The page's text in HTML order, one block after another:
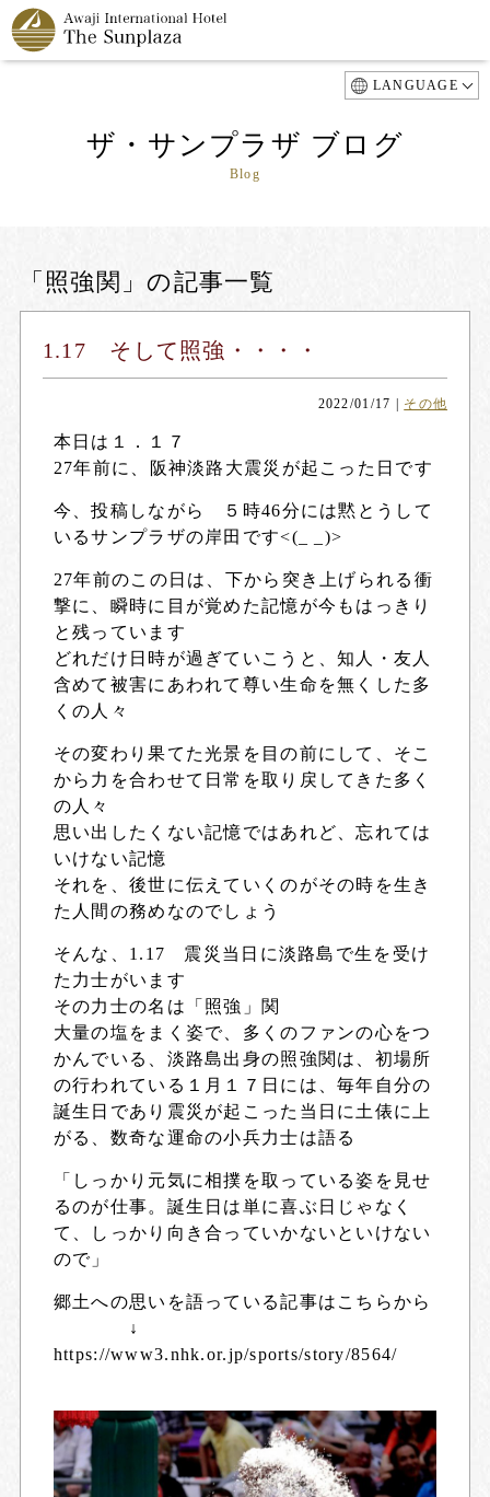
LANGUAGE
ザ・サンプラザ ブログ
Blog
「照強関」の記事一覧
1.17 そして照強・・・・
2022/01/17 その他
本日は１．１７
27年前に、阪神淡路大震災が起こった日です
今、投稿しながら ５時46分には黙とうして
いるサンプラザの岸田です<(_ _)>
27年前のこの日は、下から突き上げられる衝
撃に、瞬時に目が覚めた記憶が今もはっきり
と残っています
どれだけ日時が過ぎていこうと、知人・友人
含めて被害にあわれて尊い生命を無くした多
くの人々
その変わり果てた光景を目の前にして、そこ
から力を合わせて日常を取り戻してきた多く
の人々
思い出したくない記憶ではあれど、忘れては
いけない記憶
それを、後世に伝えていくのがその時を生き
た人間の務めなのでしょう
そんな、1.17 震災当日に淡路島で生を受け
た力士がいます
その力士の名は「照強」関
大量の塩をまく姿で、多くのファンの心をつ
かんでいる、淡路島出身の照強関は、初場所
の行われている１月１７日には、毎年自分の
誕生日であり震災が起こった当日に土俵に上
がる、数奇な運命の小兵力士は語る
「しっかり元気に相撲を取っている姿を見せ
るのが仕事。誕生日は単に喜ぶ日じゃなく
て、しっかり向き合っていかないといけない
ので」
郷土への思いを語っている記事はこちらから
↓
https://www3.nhk.or.jp/sports/story/8564/